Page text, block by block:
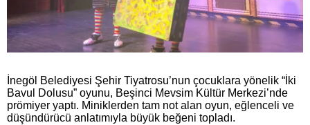
İnegöl Belediyesi Şehir Tiyatrosu’nun çocuklara yönelik “İki
Bavul Dolusu” oyunu, Beşinci Mevsim Kültür Merkezi’nde
prömiyer yaptı. Miniklerden tam not alan oyun, eğlenceli ve
düşündürücü anlatımıyla büyük beğeni topladı.